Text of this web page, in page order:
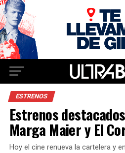
ESTRENOS
Estrenos
Marga Maier y El
Hoy el cine renueva la cartelera y